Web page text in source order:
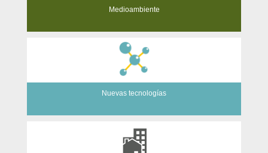
Medioambiente
Nuevas tecnologías